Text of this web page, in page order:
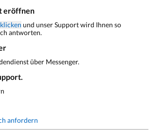
eröffnen
und unser Support wird Ihnen so
antworten.
über Messenger.
anfordern